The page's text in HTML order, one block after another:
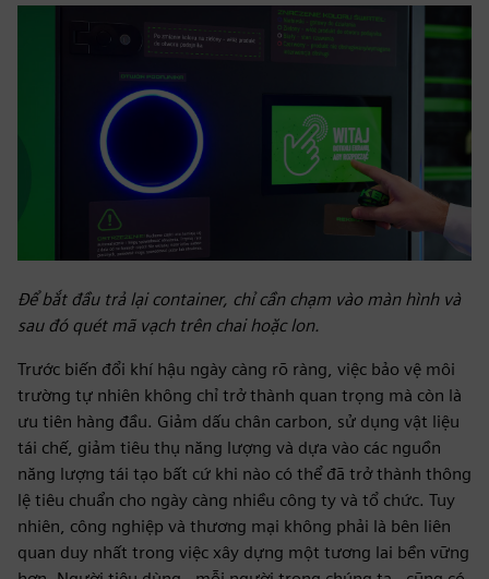
Để bắt đầu trả lại container, chỉ cần chạm vào màn hình và
sau đó quét mã vạch trên chai hoặc lon.
Trước biến đổi khí hậu ngày càng rõ ràng, việc bảo vệ môi
trường tự nhiên không chỉ trở thành quan trọng mà còn là
ưu tiên hàng đầu. Giảm dấu chân carbon, sử dụng vật liệu
tái chế, giảm tiêu thụ năng lượng và dựa vào các nguồn
năng lượng tái tạo bất cứ khi nào có thể đã trở thành thông
lệ tiêu chuẩn cho ngày càng nhiều công ty và tổ chức. Tuy
nhiên, công nghiệp và thương mại không phải là bên liên
quan duy nhất trong việc xây dựng một tương lai bền vững